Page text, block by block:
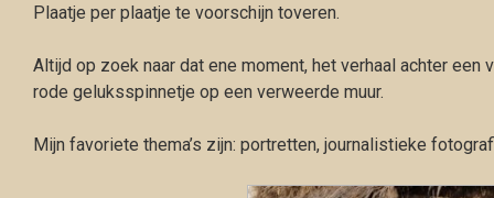
Plaatje per plaatje te voorschijn toveren.
Altijd op zoek naar dat ene moment, het verhaal achter
rode geluksspinnetje op een verweerde muur.
Mijn favoriete thema’s zijn: portretten, journalistieke